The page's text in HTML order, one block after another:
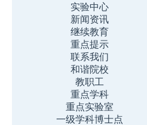
实验中心
新闻资讯
继续教育
重点提示
联系我们
和谐院校
教职工
重点学科
重点实验室
一级学科博士点